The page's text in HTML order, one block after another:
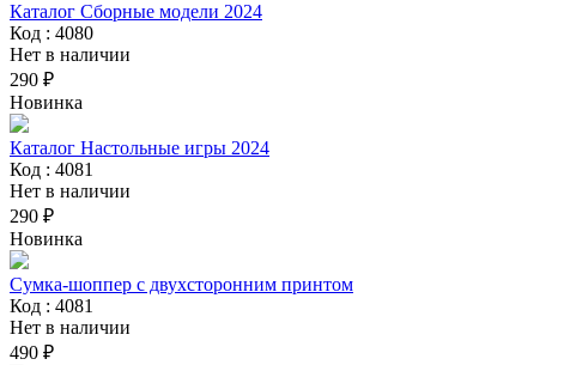
Каталог Сборные модели 2024
Код : 4080
Нет в наличии
290 ₽
Новинка
Каталог Настольные игры 2024
Код : 4081
Нет в наличии
290 ₽
Новинка
Сумка-шоппер с двухсторонним принтом
Код : 4081
Нет в наличии
490 ₽